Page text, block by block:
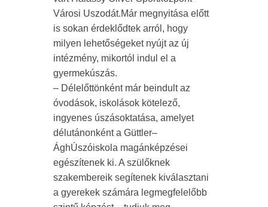
Városi Uszodát.Már megnyitása előtt
is sokan érdeklődtek arról, hogy
milyen lehetőségeket nyújt az új
intézmény, mikortól indul el a
gyermekúszás.
– Délelőttönként már beindult az
óvodások, iskolások kötelező,
ingyenes úszásoktatása, amelyet
délutánonként a Güttler–
ÁghÚszóiskola magánképzései
egészítenek ki. A szülőknek
szakembereik segítenek kiválasztani
a gyerekek számára legmegfelelőbb